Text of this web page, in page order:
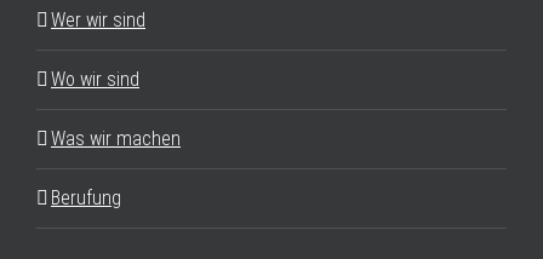
Wer wir sind
Wo wir sind
Was wir machen
Berufung